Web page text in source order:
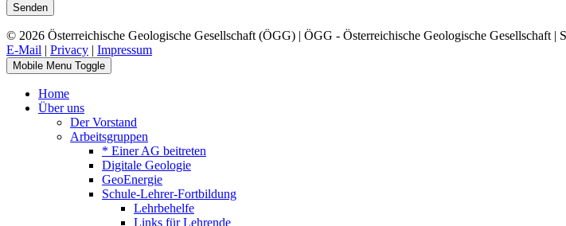
Senden
© 2026 Österreichische Geologische Gesellschaft (ÖGG) | ÖGG - Österreichische Geologische Gesellschaft |
E-Mail | Privacy | Impressum
Mobile Menu Toggle
Home
Über uns
Der Vorstand
Arbeitsgruppen
* Einer AG beitreten
Digitale Geologie
GeoEnergie
Schule-Lehrer-Fortbildung
Lehrbehelfe
Links für Lehrende